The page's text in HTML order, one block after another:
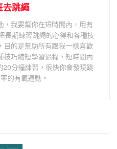
去跳繩
，我要幫你在短時間內，用有
長期練習跳繩的心得和各種技
目的是幫助所有跟我一樣喜歡
技巧縮短學習過程，短時間內
20分鐘練習，很快你會發現跳
的有氧運動。